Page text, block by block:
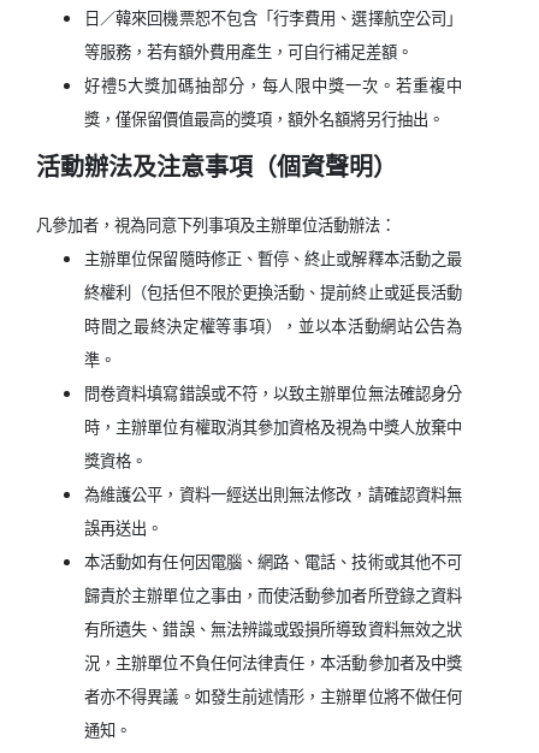
日／韓來回機票恕不包含「行李費用、選擇航空公司」
等服務，若有額外費用產生，可自行補足差額。
好禮5大獎加碼抽部分，每人限中獎一次。若重複中
獎，僅保留價值最高的獎項，額外名額將另行抽出。
活動辦法及注意事項（個資聲明）
凡參加者，視為同意下列事項及主辦單位活動辦法：
主辦單位保留隨時修正、暫停、終止或解釋本活動之最
終權利（包括但不限於更換活動、提前終止或延長活動
時間之最終決定權等事項），並以本活動網站公告為
準。
問卷資料填寫錯誤或不符，以致主辦單位無法確認身分
時，主辦單位有權取消其參加資格及視為中獎人放棄中
獎資格。
為維護公平，資料一經送出則無法修改，請確認資料無
誤再送出。
本活動如有任何因電腦、網路、電話、技術或其他不可
歸責於主辦單位之事由，而使活動參加者所登錄之資料
有所遺失、錯誤、無法辨識或毀損所導致資料無效之狀
況，主辦單位不負任何法律責任，本活動參加者及中獎
者亦不得異議。如發生前述情形，主辦單位將不做任何
通知。